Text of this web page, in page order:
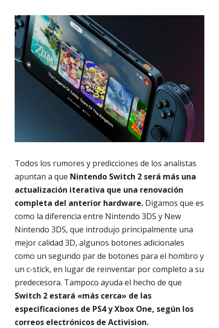
Todos los rumores y predicciones de los analistas
apuntan a que Nintendo Switch 2 será más una
actualización iterativa que una renovación
completa del anterior hardware. Digamos que es
como la diferencia entre Nintendo 3DS y New
Nintendo 3DS, que introdujo principalmente una
mejor calidad 3D, algunos botones adicionales
como un segundo par de botones para el hombro y
un c-stick, en lugar de reinventar por completo a su
predecesora. Tampoco ayuda el hecho de que
Switch 2 estará «más cerca» de las
especificaciones de PS4 y Xbox One, según los
correos electrónicos de Activision.